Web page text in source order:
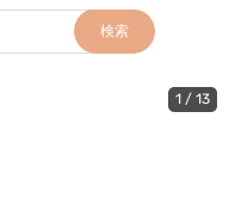
検索
1 / 13